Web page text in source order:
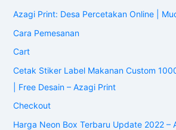
Azagi Print: Desa Percetakan Online |
Cara Pemesanan
Cart
Cetak Stiker Label Makanan Custom
| Free Desain – Azagi Print
Checkout
Harga Neon Box Terbaru Update 2022 –